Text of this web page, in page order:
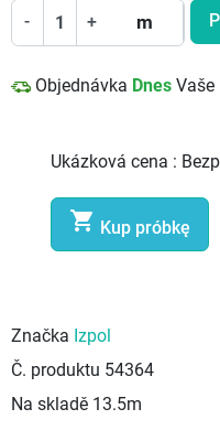
- + m
Objednávka Dnes Vaše
Ukázková cena :
 Kup próbkę
Značka Izpol
Č. produktu 54364
Na skladě 13.5m